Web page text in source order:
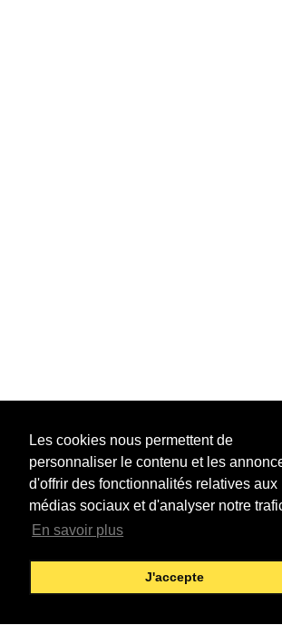
Les cookies nous permettent de
personnaliser le contenu et les
d'offrir des fonctionnalités relatives aux
médias sociaux et d'analyser notre
En savoir plus
J'accepte